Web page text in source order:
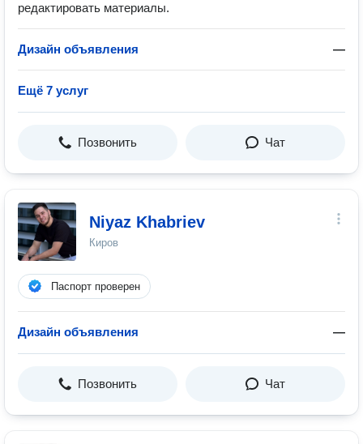
редактировать материалы.
Дизайн объявления —
Ещё 7 услуг
Позвонить Чат
Niyaz Khabriev
Киров
Паспорт проверен
Дизайн объявления —
Позвонить Чат